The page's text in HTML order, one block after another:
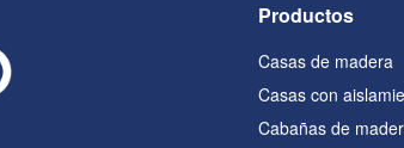
Productos
Casas de madera
Casas con
Cabañas de